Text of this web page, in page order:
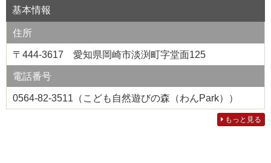
基本情報
住所
〒444-3617 愛知県岡崎市淡渕町字堂面125
電話番号
0564-82-3511（こども自然遊びの森（わんPark））
もっと見る